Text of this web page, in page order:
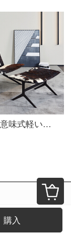
フェニの意味式軽い贅沢なリクライニングチェア現代乳牛革シングルタイガーチェアは別荘ホテルのリビングルームに足を踏み入れることを持っています。
購入